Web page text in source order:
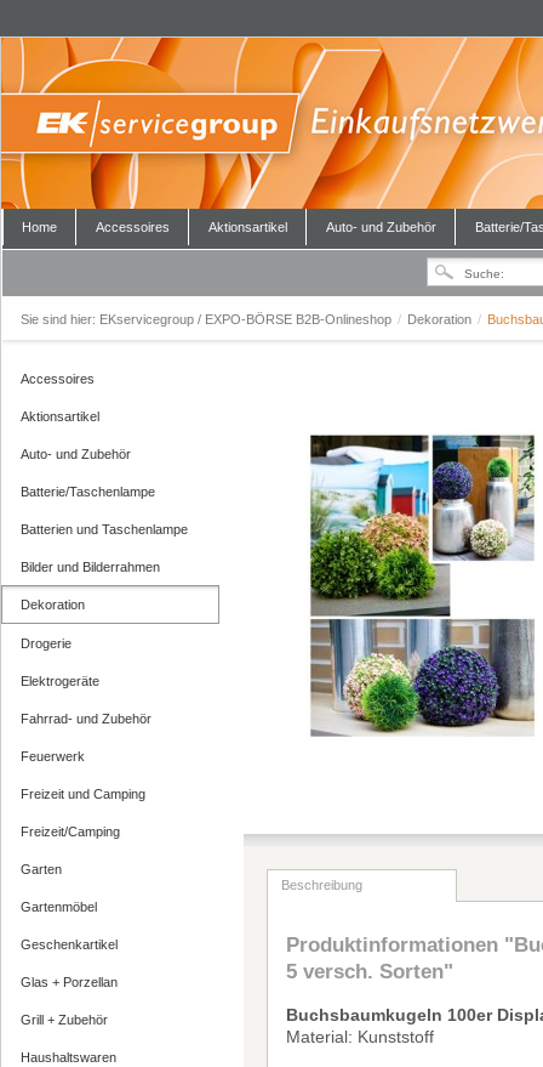
Home Accessoires Aktionsartikel Auto- und Zubehör Batterie/
Sie sind hier: EKservicegroup / EXPO-BÖRSE B2B-Onlineshop / Dekoration /
Accessoires
Aktionsartikel
Auto- und Zubehör
Batterie/Taschenlampe
Batterien und Taschenlampe
Bilder und Bilderrahmen
Dekoration
Drogerie
Elektrogeräte
Fahrrad- und Zubehör
Feuerwerk
Freizeit und Camping
Freizeit/Camping
Garten
Gartenmöbel
Geschenkartikel
Glas + Porzellan
Grill + Zubehör
Haushaltswaren
Beschreibung
Produktinformationen
5 versch. Sorten"
Buchsbaumkugeln 100er
Material: Kunststoff